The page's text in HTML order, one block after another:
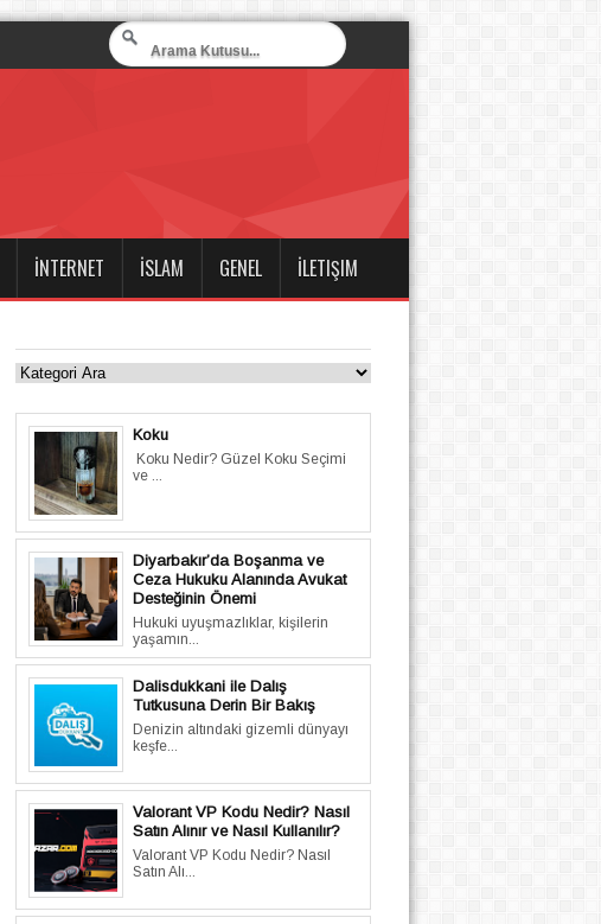
İNTERNET İSLAM GENEL İLETIŞIM
Koku
Koku Nedir? Güzel Koku Seçimi
ve ...
Diyarbakır’da Boşanma ve
Ceza Hukuku Alanında Avukat
Desteğinin Önemi
Hukuki uyuşmazlıklar, kişilerin
yaşamın...
Dalisdukkani ile Dalış
Tutkusuna Derin Bir Bakış
Denizin altındaki gizemli dünyayı
keşfe...
Valorant VP Kodu Nedir? Nasıl
Satın Alınır ve Nasıl Kullanılır?
Valorant VP Kodu Nedir? Nasıl
Satın Alı...